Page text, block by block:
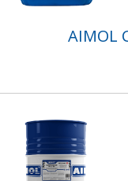
AIMOL